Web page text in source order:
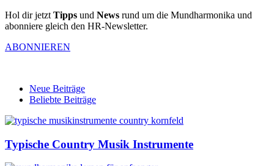
Hol dir jetzt Tipps und News rund um die Mundharmonika und
abonniere gleich den HR-Newsletter.
ABONNIEREN
Neue Beiträge
Beliebte Beiträge
Typische Country Musik Instrumente